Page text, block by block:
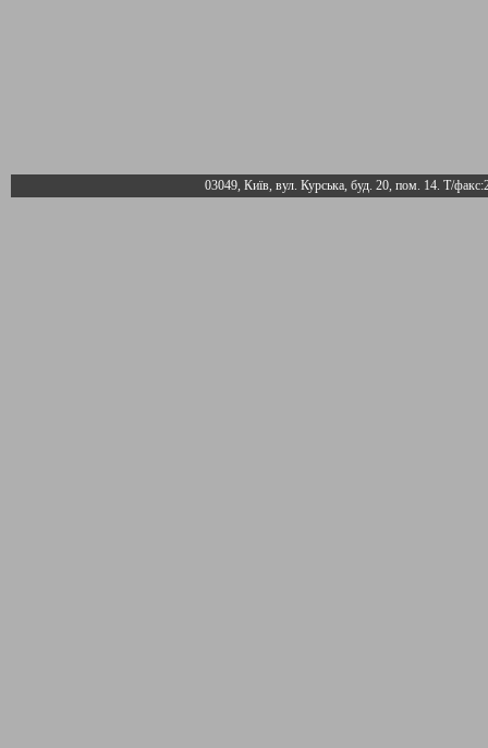
03049, Київ, вул. Курська, буд. 20, пом. 14. Т/